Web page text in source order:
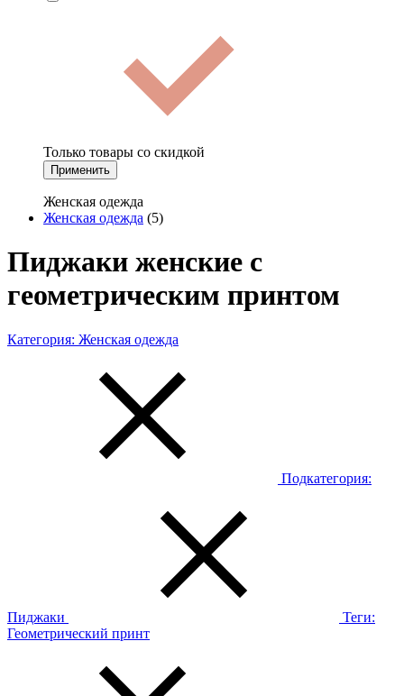
Только товары со скидкой
Применить
Женская одежда
Женская одежда (5)
Пиджаки женские с
геометрическим принтом
Категория: Женская одежда
Подкатегория:
Пиджаки
Теги:
Геометрический принт